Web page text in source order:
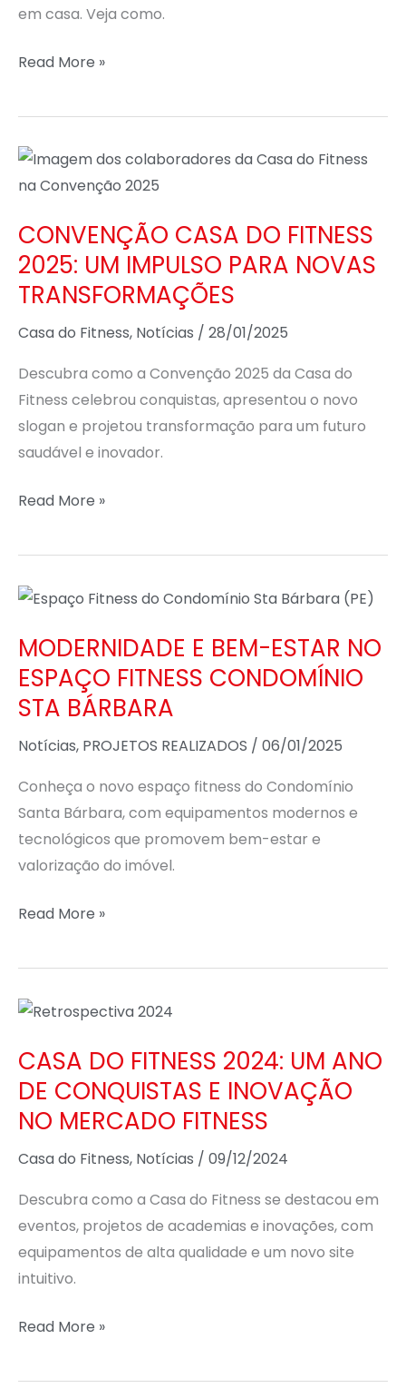
em casa. Veja como.
Read More »
CONVENÇÃO CASA DO FITNESS
2025: UM IMPULSO PARA NOVAS
TRANSFORMAÇÕES
Casa do Fitness, Notícias / 28/01/2025
Descubra como a Convenção 2025 da Casa do
Fitness celebrou conquistas, apresentou o novo
slogan e projetou transformação para um futuro
saudável e inovador.
CONVENÇÃO
CASA
FITNESS
2025:
UM
PARA
NOVAS
TRANSFORMAÇÕES
Read More »
MODERNIDADE E BEM-ESTAR NO
ESPAÇO FITNESS CONDOMÍNIO
STA BÁRBARA
Notícias, PROJETOS REALIZADOS / 06/01/2025
Conheça o novo espaço fitness do Condomínio
Santa Bárbara, com equipamentos modernos e
tecnológicos que promovem bem-estar e
valorização do imóvel.
MODERNIDADE
BEM-
ESTAR
NO
FITNESS
CONDOMÍNIO
STA
BÁRBARA
Read More »
CASA DO FITNESS 2024: UM ANO
DE CONQUISTAS E INOVAÇÃO
NO MERCADO FITNESS
Casa do Fitness, Notícias / 09/12/2024
Descubra como a Casa do Fitness se destacou em
eventos, projetos de academias e inovações, com
equipamentos de alta qualidade e um novo site
intuitivo.
CASA
FITNESS
2024:
UM
DE
CONQUISTAS
E
INOVAÇÃO
NO
FITNESS
Read More »